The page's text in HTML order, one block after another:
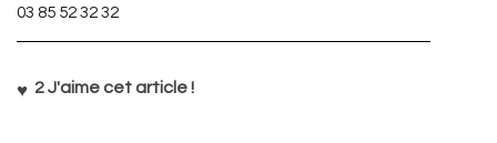
03 85 52 32 32
2J'aime cet article !